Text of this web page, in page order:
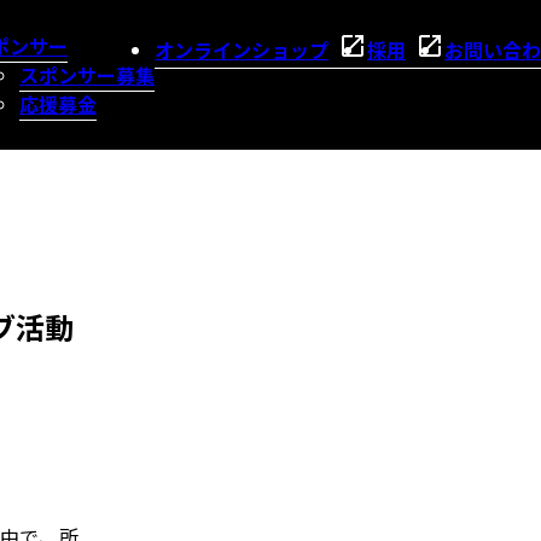
ンサー
スポンサー募集
応援募金
オンラインショップ 採用 お問い合
活動